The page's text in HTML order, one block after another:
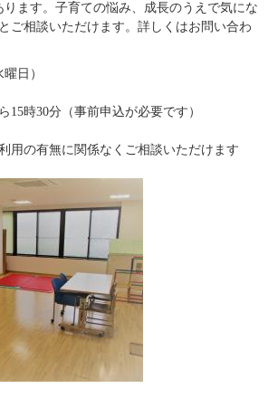
ります。子育ての悩み、成長のうえで気にな
ご相談いただけます。詳しくはお問い合わ
日）
分（事前申込が必要です）
無に関係なくご相談いただけます​